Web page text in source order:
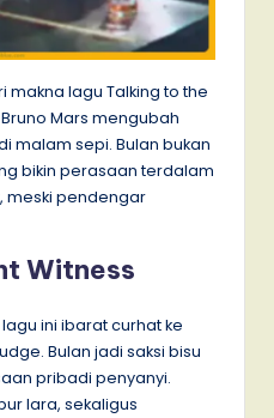
makna lagu Talking to the
Mars mengubah
malam sepi. Bulan bukan
bikin perasaan terdalam
meski pendengar
Witness
ini ibarat curhat ke
Bulan jadi saksi bisu
pribadi penyanyi.
lara, sekaligus